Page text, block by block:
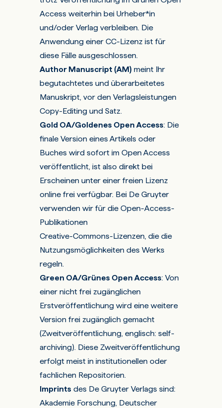
Access weiterhin bei Urheber*in
und/oder Verlag verbleiben. Die
Anwendung einer CC-Lizenz ist für
diese Fälle ausgeschlossen.
Author Manuscript (AM) meint Ihr
begutachtetes und überarbeitetes
Manuskript, vor den Verlagsleistungen
Copy-Editing und Satz.
Gold OA/Goldenes Open Access: Die
finale Version eines Artikels oder
Buches wird sofort im Open Access
veröffentlicht, ist also direkt bei
Erscheinen unter einer freien Lizenz
online frei verfügbar. Bei De Gruyter
verwenden wir für die Open-Access-
Publikationen
Creative-Commons-Lizenzen, die die
Nutzungsmöglichkeiten des Werks
regeln.
Green OA/Grünes Open Access: Von
einer nicht frei zugänglichen
Erstveröffentlichung wird eine weitere
Version frei zugänglich gemacht
(Zweitveröffentlichung, englisch: self-
archiving). Diese Zweitveröffentlichung
erfolgt meist in institutionellen oder
fachlichen Repositorien.
Imprints des De Gruyter Verlags sind:
Akademie Forschung, Deutscher